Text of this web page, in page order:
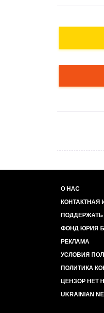
О НАС
КОНТАКТНАЯ
ПОДДЕРЖАТЬ
ФОНД ЮРИЯ
РЕКЛАМА
УСЛОВИЯ
ПОЛИТИКА
ЦЕНЗОР НЕТ
UKRAINIAN